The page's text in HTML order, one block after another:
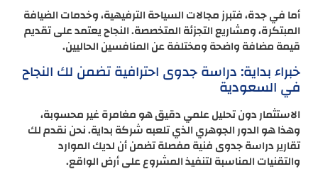
أما في جدة، فتبرز مجالات السياحة الترفيهية، وخدمات الضيافة
المبتكرة، ومشاريع التجزئة المتخصصة. النجاح يعتمد على تقديم
قيمة مضافة واضحة ومختلفة عن المنافسين الحاليين.
خبراء بداية: دراسة جدوى احترافية تضمن لك النجاح
في السعودية
الاستثمار دون تحليل علمي دقيق هو مغامرة غير محسوبة،
وهذا هو الدور الجوهري الذي تلعبه شركة بداية. نحن نقدم لك
تقارير دراسة جدوى فنية مفصلة تضمن أن لديك الموارد
والتقنيات المناسبة لتنفيذ المشروع على أرض الواقع.